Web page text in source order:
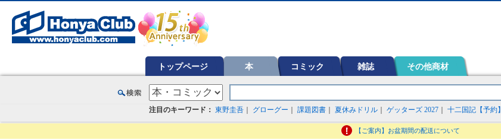
トップページ 本 コミック 雑誌 その他商材
注目のキーワード： 東野圭吾 グローグー 課題図書 夏休みドリル ゲッターズ 2027 十二国記【予約】
【ご案内】お盆期間の配送について